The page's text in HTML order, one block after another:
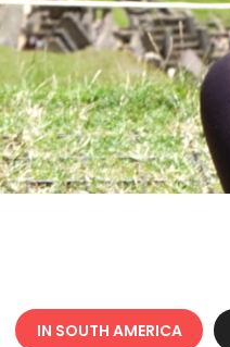
IN SOUTH AMERICA